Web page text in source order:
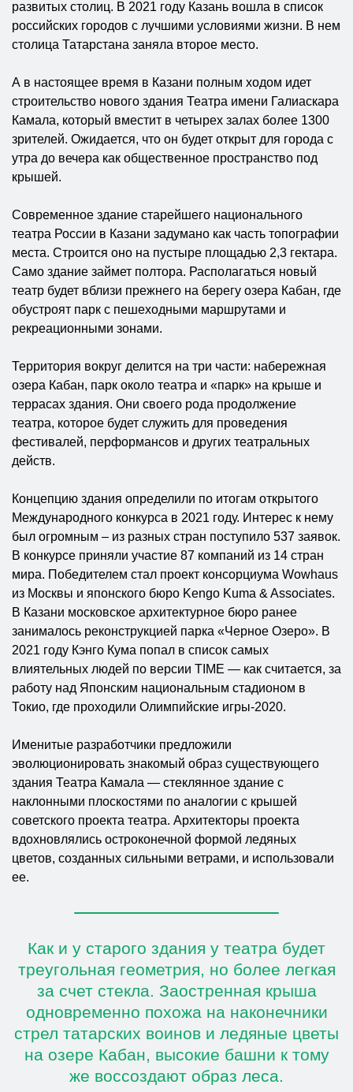
развитых столиц. В 2021 году Казань вошла в список
российских городов с лучшими условиями жизни. В нем
столица Татарстана заняла второе место.
А в настоящее время в Казани полным ходом идет
строительство нового здания Театра имени Галиаскара
Камала, который вместит в четырех залах более 1300
зрителей. Ожидается, что он будет открыт для города с
утра до вечера как общественное пространство под
крышей.
Современное здание старейшего национального
театра России в Казани задумано как часть топографии
места. Строится оно на пустыре площадью 2,3 гектара.
Само здание займет полтора. Располагаться новый
театр будет вблизи прежнего на берегу озера Кабан, где
обустроят парк с пешеходными маршрутами и
рекреационными зонами.
Территория вокруг делится на три части: набережная
озера Кабан, парк около театра и «парк» на крыше и
террасах здания. Они своего рода продолжение
театра, которое будет служить для проведения
фестивалей, перформансов и других театральных
действ.
Концепцию здания определили по итогам открытого
Международного конкурса в 2021 году. Интерес к нему
был огромным – из разных стран поступило 537 заявок.
В конкурсе приняли участие 87 компаний из 14 стран
мира. Победителем стал проект консорциума Wowhaus
из Москвы и японского бюро Kengo Kuma & Associates.
В Казани московское архитектурное бюро ранее
занималось реконструкцией парка «Черное Озеро». В
2021 году Кэнго Кума попал в список самых
влиятельных людей по версии TIME — как считается, за
работу над Японским национальным стадионом в
Токио, где проходили Олимпийские игры-2020.
Именитые разработчики предложили
эволюционировать знакомый образ существующего
здания Театра Камала — стеклянное здание с
наклонными плоскостями по аналогии с крышей
советского проекта театра. Архитекторы проекта
вдохновлялись остроконечной формой ледяных
цветов, созданных сильными ветрами, и использовали
ее.
Как и у старого здания у театра будет
треугольная геометрия, но более легкая
за счет стекла. Заостренная крыша
одновременно похожа на наконечники
стрел татарских воинов и ледяные цветы
на озере Кабан, высокие башни к тому
же воссоздают образ леса.